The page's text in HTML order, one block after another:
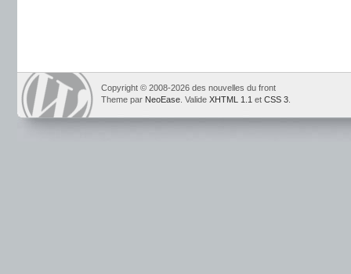
Copyright © 2008-2026 des nouvelles du front
Theme par NeoEase . Valide XHTML 1.1 et CSS 3